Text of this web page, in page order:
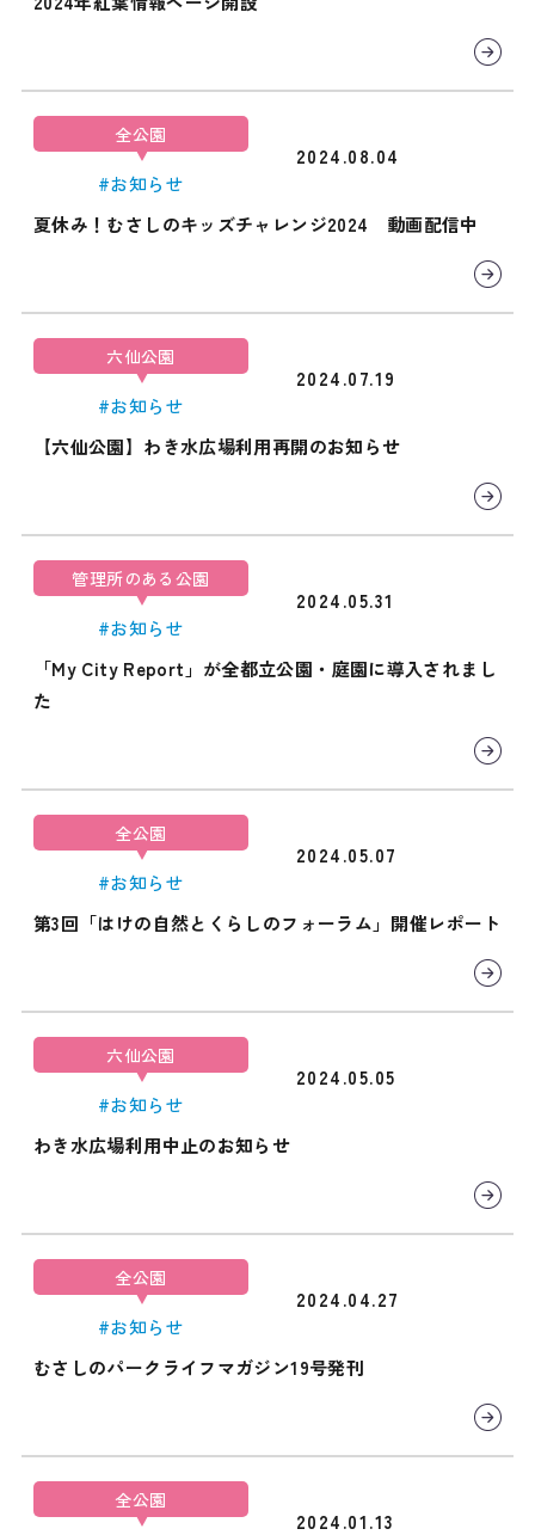
全公園
#お知らせ
2024.08.04
夏休み！むさしのキッズチャレンジ2024 動画配信中
六仙公園
#お知らせ
2024.07.19
【六仙公園】わき水広場利用再開のお知らせ
管理所のある公園
#お知らせ
2024.05.31
「My City Report」が全都立公園・庭園に導入されまし
た
全公園
#お知らせ
2024.05.07
第3回「はけの自然とくらしのフォーラム」開催レポート
六仙公園
#お知らせ
2024.05.05
わき水広場利用中止のお知らせ
全公園
#お知らせ
2024.04.27
むさしのパークライフマガジン19号発刊
全公園
2024.01.13